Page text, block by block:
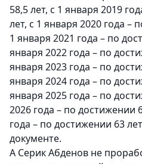
58,5 лет, с 1 января 2019
лет, с 1 января 2020 года –
1 января 2021 года – по
января 2022 года – по
января 2023 года – по
января 2024 года – по
января 2025 года – по
2026 года – по достижении
года – по достижении 63
документе.
А Серик Абденов не